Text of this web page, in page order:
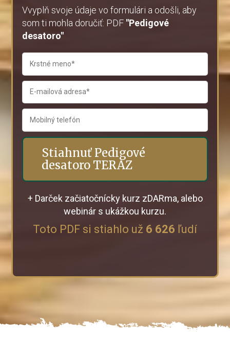
Vvyplň svoje údaje vo formulári a odošli, aby
som ti mohla doručiť: PDF "Pedigové
desatoro"
Stiahnuť Pedigové
desatoro TERAZ
+ Darček začiatočnícky kurz zDARma, alebo
webinár s ukážkou kurzu.
Toto PDF si stiahlo už 6 626 ľudí